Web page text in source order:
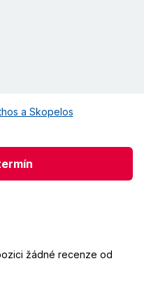
a Skopelos
žádné recenze od